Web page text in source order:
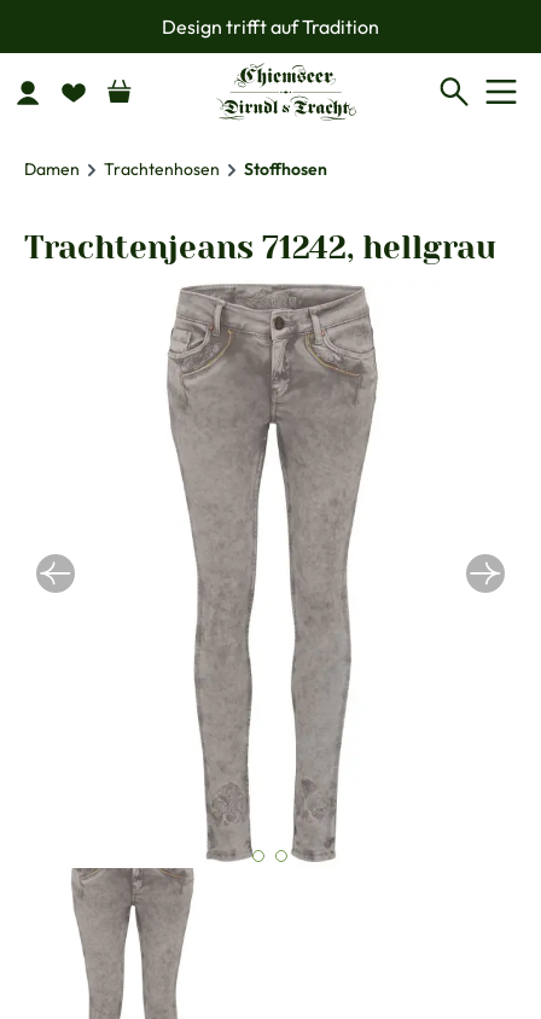
Zum Hauptinhalt springenDesign trifft auf Tradition
Damen Trachtenhosen Stoffhosen
Trachtenjeans 71242, hellgrau
Bildergalerie überspringen